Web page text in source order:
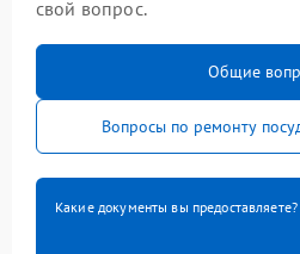
свой вопрос.
Общие
Вопросы по ремонту
Какие документы вы предоставляете?